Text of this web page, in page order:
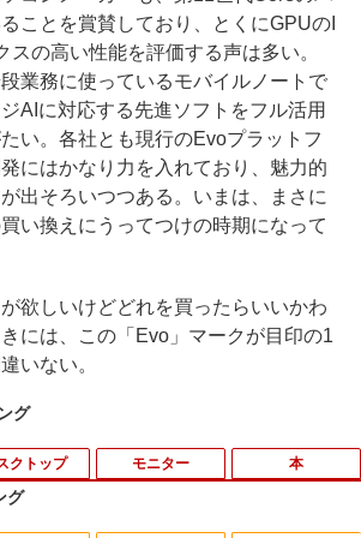
ことを賞賛しており、とくにGPUのI
スの高い性能を評価する声は多い。
業務に使っているモバイルノートで
AIに対応する先進ソフトをフル活用
い。各社とも現行のEvoプラットフ
にはかなり力を入れており、魅力的
出そろいつつある。いまは、まさに
い換えにうってつけの時期になって
欲しいけどどれを買ったらいいかわ
には、この「Evo」マークが目印の1
いない。
グ
クトップ モニター 本
グ